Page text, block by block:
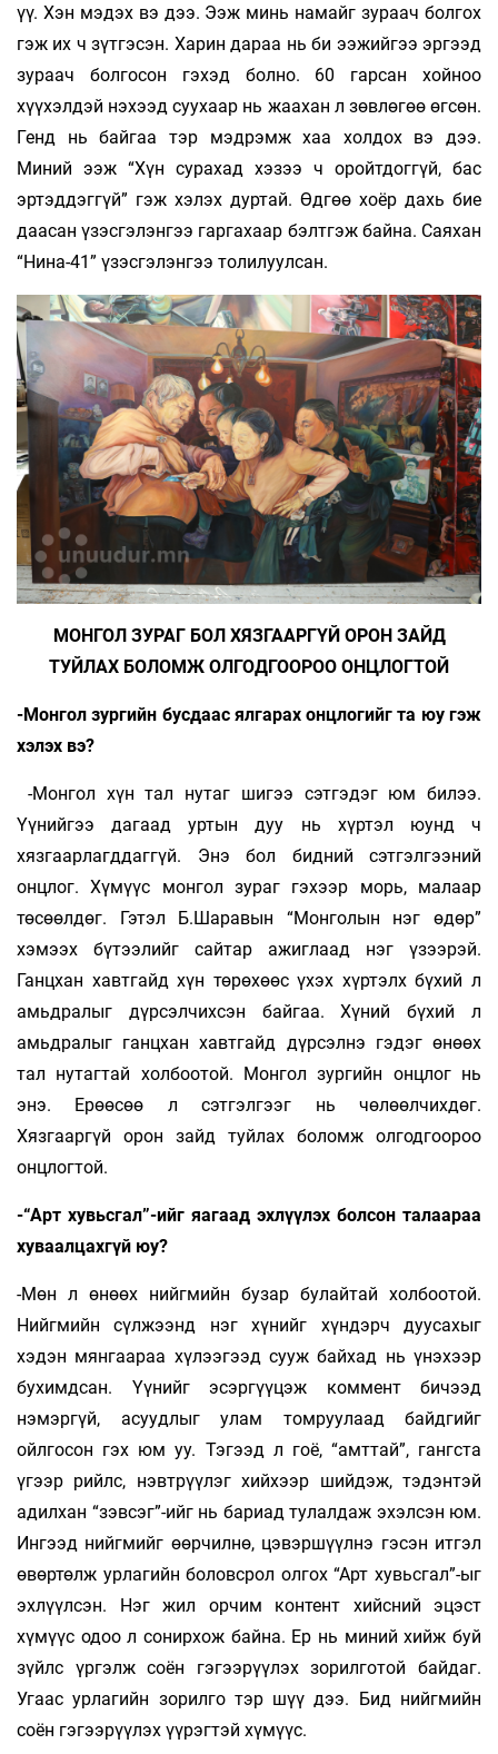
үү. Хэн мэдэх вэ дээ. Ээж минь намайг зураач болгох
гэж их ч зүтгэсэн. Харин дараа нь би ээжийгээ эргээд
зураач болгосон гэхэд болно. 60 гарсан хойноо
хүүхэлдэй нэхээд суухаар нь жаахан л зөвлөгөө өгсөн.
Генд нь байгаа тэр мэдрэмж хаа холдох вэ дээ.
Миний ээж “Хүн сурахад хэзээ ч оройтдоггүй, бас
эртэддэггүй” гэж хэлэх дуртай. Өдгөө хоёр дахь бие
даасан үзэсгэлэнгээ гаргахаар бэлтгэж байна. Саяхан
“Нина-41” үзэсгэлэнгээ толилуулсан.
МОНГОЛ ЗУРАГ БОЛ ХЯЗГААРГҮЙ ОРОН ЗАЙД
ТУЙЛАХ БОЛОМЖ ОЛГОДГООРОО ОНЦЛОГТОЙ
-Монгол зургийн бусдаас ялгарах онцлогийг та юу гэж
хэлэх вэ?
-Монгол хүн тал нутаг шигээ сэтгэдэг юм билээ.
Үүнийгээ дагаад уртын дуу нь хүртэл юунд ч
хязгаарлагддаггүй. Энэ бол бидний сэтгэлгээний
онцлог. Хүмүүс монгол зураг гэхээр морь, малаар
төсөөлдөг. Гэтэл Б.Шаравын “Монголын нэг өдөр”
хэмээх бүтээлийг сайтар ажиглаад нэг үзээрэй.
Ганцхан хавтгайд хүн төрөхөөс үхэх хүртэлх бүхий л
амьдралыг дүрсэлчихсэн байгаа. Хүний бүхий л
амьдралыг ганцхан хавтгайд дүрсэлнэ гэдэг өнөөх
тал нутагтай холбоотой. Монгол зургийн онцлог нь
энэ. Ерөөсөө л сэтгэлгээг нь чөлөөлчихдөг.
Хязгааргүй орон зайд туйлах боломж олгодгоороо
онцлогтой.
-“Арт хувьсгал”-ийг яагаад эхлүүлэх болсон талаараа
хуваалцахгүй юу?
-Мөн л өнөөх нийгмийн бузар булайтай холбоотой.
Нийгмийн сүлжээнд нэг хүнийг хүндэрч дуусахыг
хэдэн мянгаараа хүлээгээд сууж байхад нь үнэхээр
бухимдсан. Үүнийг эсэргүүцэж коммент бичээд
нэмэргүй, асуудлыг улам томруулаад байдгийг
ойлгосон гэх юм уу. Тэгээд л гоё, “амттай”, гангста
үгээр рийлс, нэвтрүүлэг хийхээр шийдэж, тэдэнтэй
адилхан “зэвсэг”-ийг нь бариад тулалдаж эхэлсэн юм.
Ингээд нийгмийг өөрчилнө, цэвэршүүлнэ гэсэн итгэл
өвөртөлж урлагийн боловсрол олгох “Арт хувьсгал”-ыг
эхлүүлсэн. Нэг жил орчим контент хийсний эцэст
хүмүүс одоо л сонирхож байна. Ер нь миний хийж буй
зүйлс үргэлж соён гэгээрүүлэх зорилготой байдаг.
Угаас урлагийн зорилго тэр шүү дээ. Бид нийгмийн
соён гэгээрүүлэх үүрэгтэй хүмүүс.